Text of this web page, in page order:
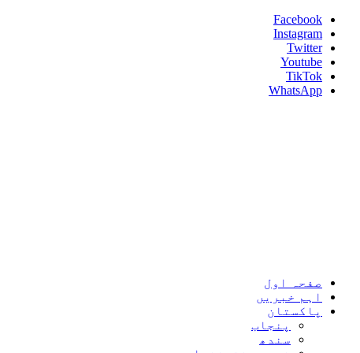
Skip
content
Facebook
Instagram
Twitter
Youtube
TikTok
WhatsApp
صفحہ اول
اہم خبریں
پاکستان
پنجاب
سندھ